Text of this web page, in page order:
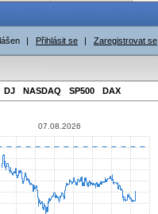
| Přihlásit se | Zaregistrovat se
DJ NASDAQ SP500 DAX
07.08.2026